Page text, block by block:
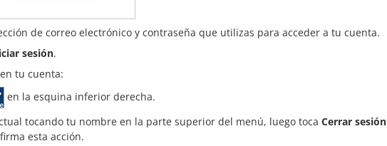
de correo electrónico y contraseña que utilizas para acceder a tu cuenta.
sesión.
tu cuenta:
en la esquina inferior derecha.
tocando tu nombre en la parte superior del menú, luego toca Cerrar sesión
esta acción.